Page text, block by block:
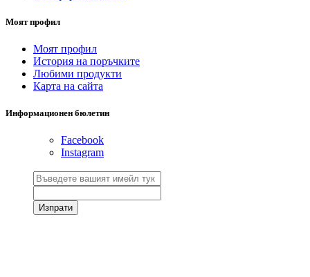
Моят профил
Моят профил
История на поръчките
Любими продукти
Карта на сайта
Информационен бюлетин
Facebook
Instagram